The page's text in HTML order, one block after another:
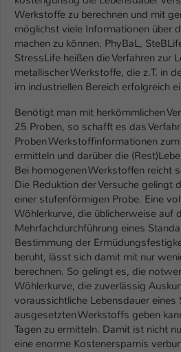
Werkstoffe zu berechnen und mit
möglichst viele Informationen über
machen zu können. PhyBaL,
StressLife heißen die Verfahren zur
metallischer Werkstoffe, die z.T. in
im industriellen Bereich erfolgreich
Benötigt man mit herkömmlichen
25 Proben, so schafft es das
Proben Werkstoffinformationen
ermitteln und darüber die
Bei homogenen Werkstoffen reicht
Die Reduktion der Versuche gelingt
einer stufenförmigen Probe. Eine
Wöhlerkurve, die üblicherweise auf
Mehrfachdurchführung eines
Bestimmung der
beruht, lässt sich damit mit nur
berechnen. So gelingt es, die
Wöhlerkurve, die zuverlässig
voraussichtliche Lebensdauer eines
ausgesetzten Werkstoffs geben
Tagen zu ermitteln. Damit ist nicht
eine enorme Kostenersparnis
Zweck
Einstellungen.
generierte ID, für
Speicherung Ihrer
Einstellungen, falls
Betreiber dies
Name fe_typo_user /
Anbieter TYPO3
Laufzeit 1 Woche
Zweck
Dieses Cookie ist
Cookie von TYPO3.
eines Intranet-
kann der
wiedererkannt
Zugang zu
gewährt.
Name be_typo_user